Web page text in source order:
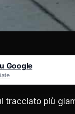
Google
tracciato più